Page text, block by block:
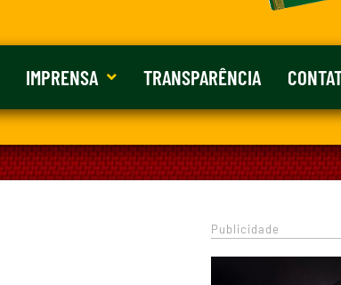
IMPRENSA TRANSPARÊNCIA
Publicidade